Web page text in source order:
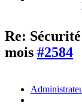
Re:
mois #2584